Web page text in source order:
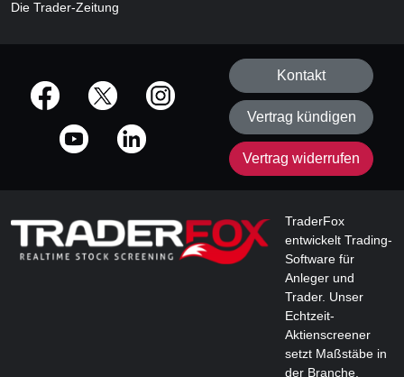
Die Trader-Zeitung
offizielle Social Media-Accounts
Kontakt
Vertrag kündigen
Vertrag widerrufen
TraderFox
entwickelt Trading-
Software für
Anleger und
Trader. Unser
Echtzeit-
Aktienscreener
setzt Maßstäbe in
der Branche.